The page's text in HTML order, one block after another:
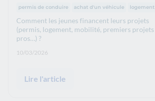
Thématiques :
permis de conduire achat d'un véhicule logement
Comment les jeunes financent leurs projets
(permis, logement, mobilité, premiers projets
pros…) ?
Date de publication: :
10/03/2026
Lire l'article